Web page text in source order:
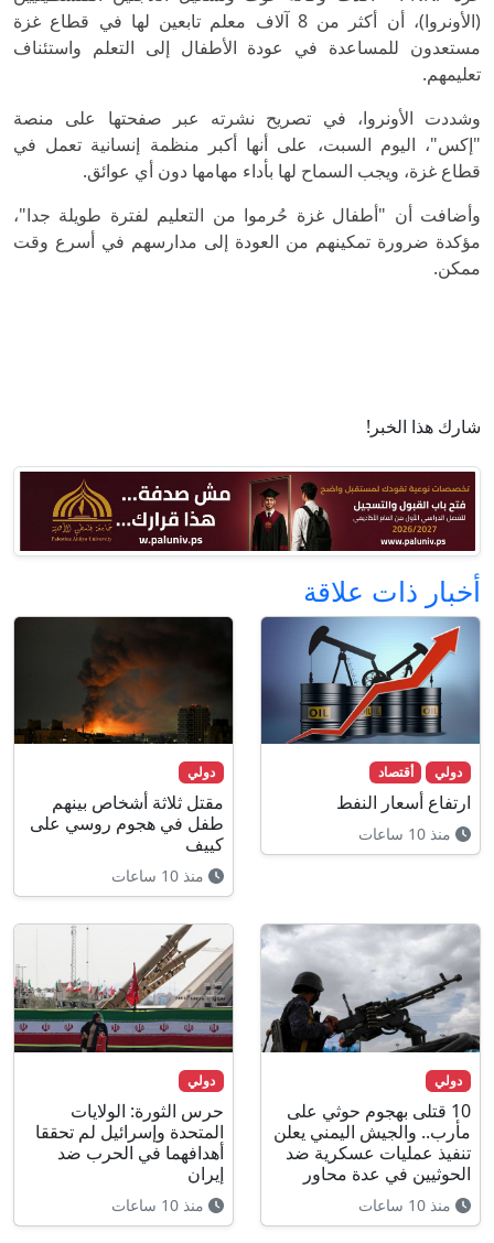
(الأونروا)، أن أكثر من 8 آلاف معلم تابعين لها في قطاع غزة
مستعدون للمساعدة في عودة الأطفال إلى التعلم واستئناف
تعليمهم.
وشددت الأونروا، في تصريح نشرته عبر صفحتها على منصة
"إكس"، اليوم السبت، على أنها أكبر منظمة إنسانية تعمل في
قطاع غزة، ويجب السماح لها بأداء مهامها دون أي عوائق.
وأضافت أن "أطفال غزة حُرموا من التعليم لفترة طويلة جدا"،
مؤكدة ضرورة تمكينهم من العودة إلى مدارسهم في أسرع وقت
ممكن.
شارك هذا الخبر!
أخبار ذات علاقة
دولي أقتصاد
ارتفاع أسعار النفط
منذ 10 ساعات
دولي
مقتل ثلاثة أشخاص بينهم
طفل في هجوم روسي على
كييف
منذ 10 ساعات
دولي
10 قتلى بهجوم حوثي على
مأرب.. والجيش اليمني يعلن
تنفيذ عمليات عسكرية ضد
الحوثيين في عدة محاور
منذ 10 ساعات
دولي
حرس الثورة: الولايات
المتحدة وإسرائيل لم تحققا
أهدافهما في الحرب ضد
إيران
منذ 10 ساعات